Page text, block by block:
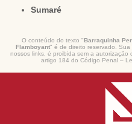
Sumaré
O conteúdo do texto "Barraquinha
Flamboyant" é de direito reservado.
nossos links, é proibida sem a autorização
artigo 184 do Código Penal –